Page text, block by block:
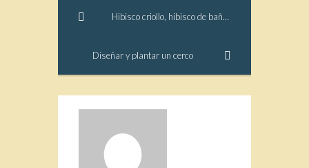
Hibisco criollo, hibisco de bañado, rosa del río
Diseñar y plantar un cerco